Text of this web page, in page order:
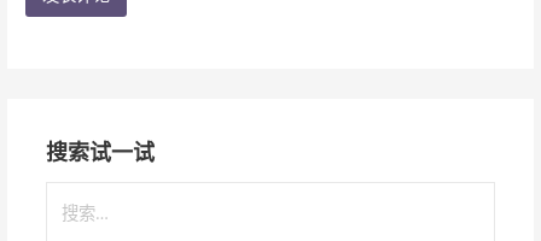
搜索试一试
索